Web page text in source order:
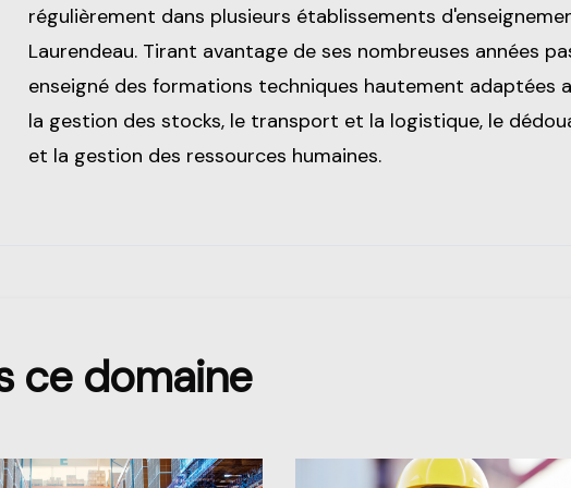
régulièrement dans plusieurs établissements
Laurendeau. Tirant avantage de ses nombreuses années
enseigné des formations techniques hautement adaptées
la gestion des stocks, le transport et la logistique, le
et la gestion des ressources humaines.
ce domaine